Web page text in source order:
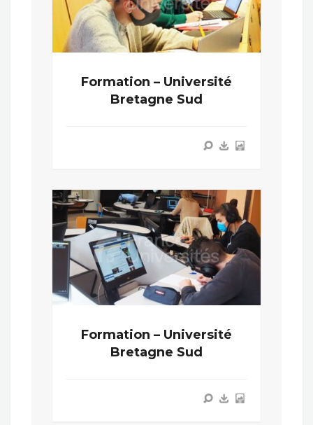
Formation – Université
Bretagne Sud
Formation – Université
Bretagne Sud